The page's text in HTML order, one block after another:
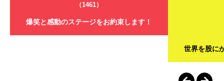
（1461）
爆笑と感動のステージをお約束します！
世界を股に